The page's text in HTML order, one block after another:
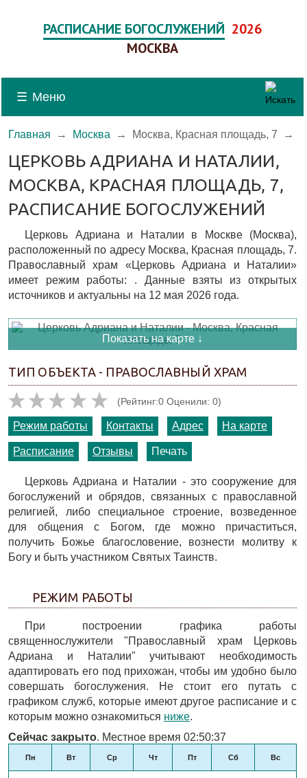
РАСПИСАНИЕ БОГОСЛУЖЕНИЙ 2026
МОСКВА
☰ Меню
Главная → Москва → Москва, Красная площадь, 7 →
ЦЕРКОВЬ АДРИАНА И НАТАЛИИ,
МОСКВА, КРАСНАЯ ПЛОЩАДЬ, 7,
РАСПИСАНИЕ БОГОСЛУЖЕНИЙ
Церковь Адриана и Наталии в Москве (Москва),
расположенный по адресу Москва, Красная площадь, 7.
Православный храм «Церковь Адриана и Наталии»
имеет режим работы: . Данные взяты из открытых
источников и актуальны на 12 мая 2026 года.
Показать на карте ↓
ТИП ОБЪЕКТА - ПРАВОСЛАВНЫЙ ХРАМ
(Рейтинг:0 Оценили: 0)
Режим работы Контакты Адрес На карте
Расписание Отзывы Печать
Церковь Адриана и Наталии - это сооружение для
богослужений и обрядов, связанных с православной
религией, либо специальное строение, возведенное
для общения с Богом, где можно причаститься,
получить Божье благословение, вознести молитву к
Богу и быть участником Святых Таинств.
РЕЖИМ РАБОТЫ
При построении графика работы
священнослужители "Православный храм Церковь
Адриана и Наталии" учитывают необходимость
адаптировать его под прихожан, чтобы им удобно было
совершать богослужения. Не стоит его путать с
графиком служб, которые имеют другое расписание и с
которым можно ознакомиться ниже.
Сейчас закрыто. Местное время 02:50:37
Пн Вт Ср Чт Пт Сб Вс